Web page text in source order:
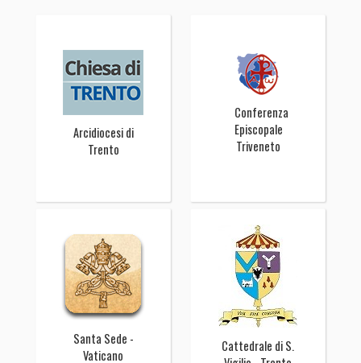
Arcidiocesi di
Trento
Conferenza
Episcopale
Triveneto
Santa Sede -
Vaticano
Cattedrale di S.